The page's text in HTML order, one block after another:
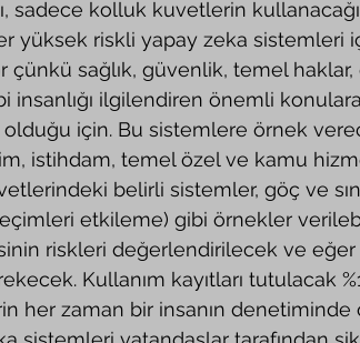
yüksek riskli yapay zeka sistemleri
sağlık, güvenlik, temel
insanlığı ilgilendiren önemli
olduğu için. Bu sistemlere örnek
istihdam, temel özel ve kamu
belirli sistemler, göç ve
etkileme) gibi örnekler
riskleri değerlendirilecek ve
Kullanım kayıtları tutulacak
her zaman bir insanın denetiminde